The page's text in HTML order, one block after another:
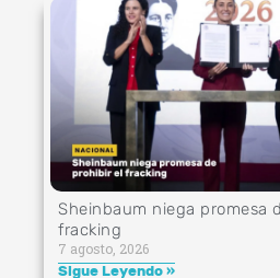
Sheinbaum niega promesa
fracking
7 agosto, 2026
Sigue Leyendo »